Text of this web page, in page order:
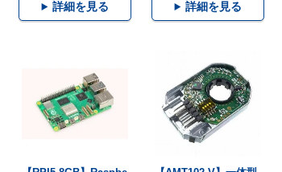
詳細を見る 詳細を見る